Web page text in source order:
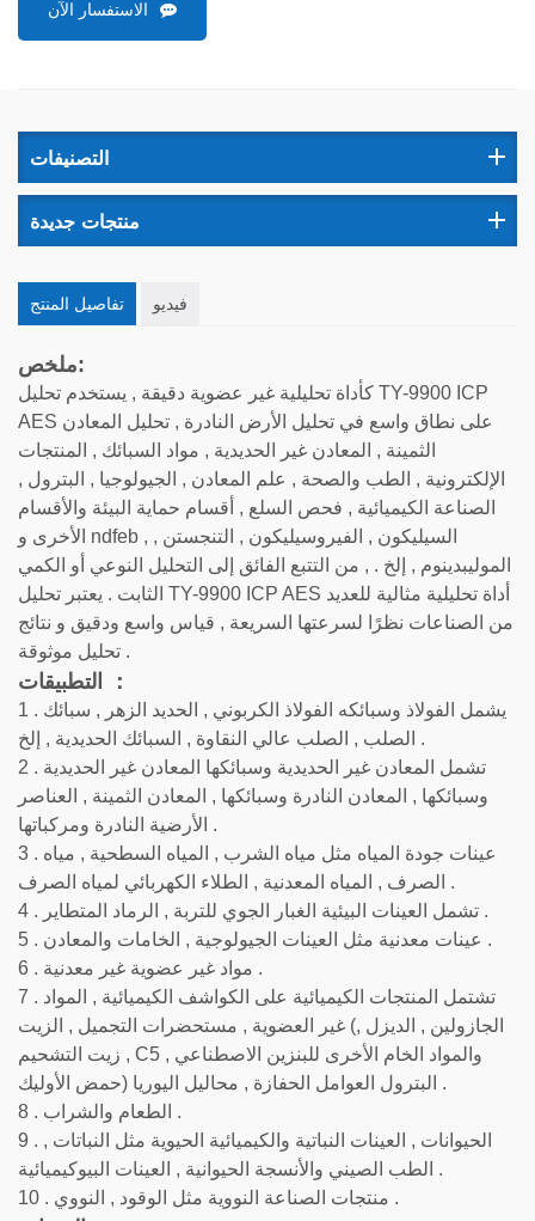
الاستفسار الآن
التصنيفات
منتجات جديدة
تفاصيل المنتج فيديو
ملخص:
كأداة تحليلية غير عضوية دقيقة , يستخدم تحليل TY-9900 ICP
AES على نطاق واسع في تحليل الأرض النادرة , تحليل المعادن
الثمينة , المعادن غير الحديدية , مواد السبائك , المنتجات
الإلكترونية , الطب والصحة , علم المعادن , الجيولوجيا , البترول ,
الصناعة الكيميائية , فحص السلع , أقسام حماية البيئة والأقسام
الأخرى و ndfeb , السيليكون , الفيروسيليكون , التنجستن ,
الموليبدينوم , إلخ . , من التتبع الفائق إلى التحليل النوعي أو الكمي
الثابت . يعتبر تحليل TY-9900 ICP AES أداة تحليلية مثالية للعديد
من الصناعات نظرًا لسرعتها السريعة , قياس واسع ودقيق و نتائج
تحليل موثوقة .
التطبيقات ：
1 . يشمل الفولاذ وسبائكه الفولاذ الكربوني , الحديد الزهر , سبائك
الصلب , الصلب عالي النقاوة , السبائك الحديدية , إلخ .
2 . تشمل المعادن غير الحديدية وسبائكها المعادن غير الحديدية
وسبائكها , المعادن النادرة وسبائكها , المعادن الثمينة , العناصر
الأرضية النادرة ومركباتها .
3 . عينات جودة المياه مثل مياه الشرب , المياه السطحية , مياه
الصرف , المياه المعدنية , الطلاء الكهربائي لمياه الصرف .
4 . تشمل العينات البيئية الغبار الجوي للتربة , الرماد المتطاير .
5 . عينات معدنية مثل العينات الجيولوجية , الخامات والمعادن .
6 . مواد غير عضوية غير معدنية .
7 . تشتمل المنتجات الكيميائية على الكواشف الكيميائية , المواد
غير العضوية , مستحضرات التجميل , الزيت (الجازولين , الديزل ,
زيت التشحيم , C5 والمواد الخام الأخرى للبنزين الاصطناعي ,
حمض الأوليك) البترول العوامل الحفازة , محاليل اليوريا .
8 . الطعام والشراب .
9 . الحيوانات , العينات النباتية والكيميائية الحيوية مثل النباتات ,
الطب الصيني والأنسجة الحيوانية , العينات البيوكيميائية .
10 . منتجات الصناعة النووية مثل الوقود , النووي .